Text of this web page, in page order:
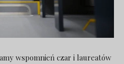
wspomnień czar i laureatów